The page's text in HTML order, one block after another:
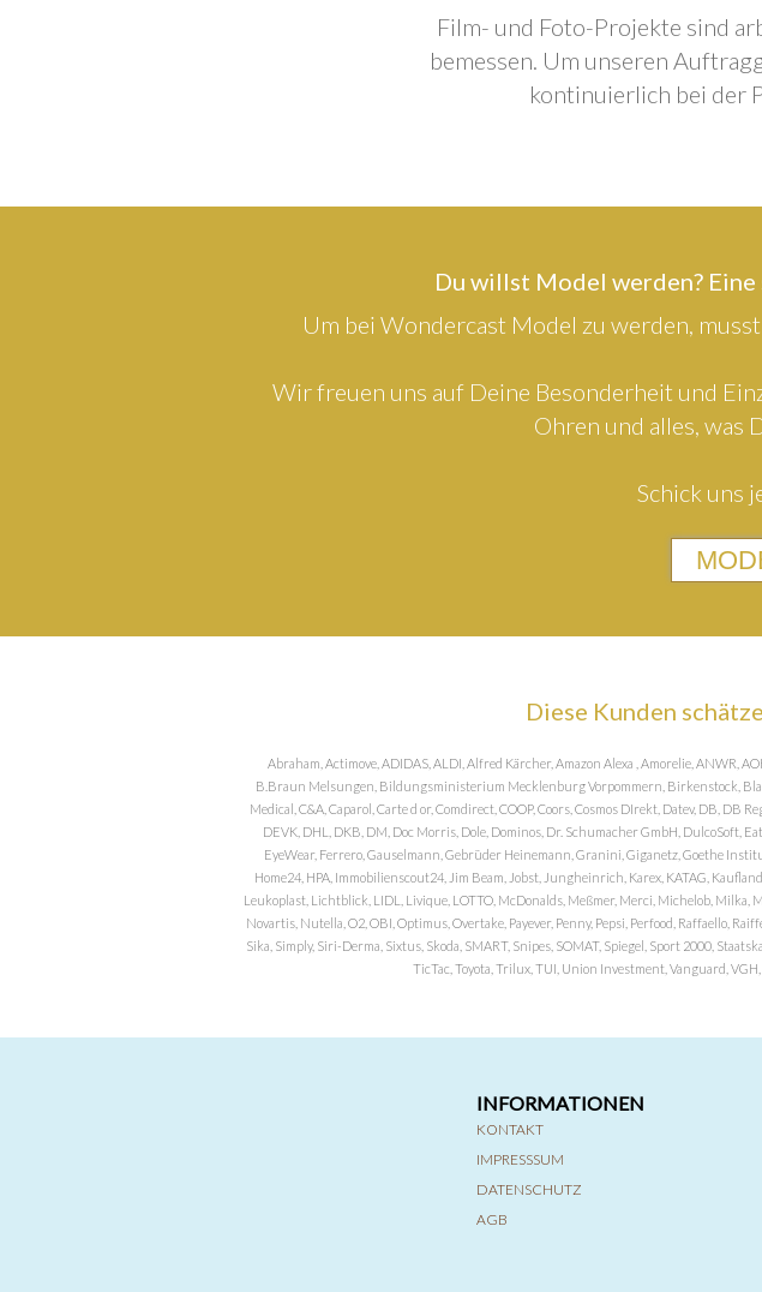
Film- und Foto-Projekte sind
bemessen. Um unseren
kontinuierlich bei der
Du willst Model werden? Eine
Um bei Wondercast Model zu werden,
Wir freuen uns auf Deine Besonderheit und
Ohren und alles, was
Schick uns
Diese Kunden
Abraham, Actimove, ADIDAS, ALDI, Alfred Kärcher, Amazon Alexa , Amorelie, ANWR,
B.Braun Melsungen, Bildungsministerium Mecklenburg Vorpommern, Birkenstock,
Medical, C&A, Caparol, Carte d or, Comdirect, COOP, Coors, Cosmos DIrekt, Datev, DB,
DEVK, DHL, DKB, DM, Doc Morris, Dole, Dominos, Dr. Schumacher GmbH, DulcoSoft,
EyeWear, Ferrero, Gauselmann, Gebrüder Heinemann, Granini, Giganetz, Goethe
Home24, HPA, Immobilienscout24, Jim Beam, Jobst, Jungheinrich, Karex, KATAG,
Leukoplast, Lichtblick, LIDL, Livique, LOTTO, McDonalds, Meßmer, Merci, Michelob,
Novartis, Nutella, O2, OBI, Optimus, Overtake, Payever, Penny, Pepsi, Perfood, Raffaello,
Sika, Simply, Siri-Derma, Sixtus, Skoda, SMART, Snipes, SOMAT, Spiegel, Sport 2000,
TicTac, Toyota, Trilux, TUI, Union Investment, Vanguard,
INFORMATIONEN
KONTAKT
IMPRESSSUM
DATENSCHUTZ
AGB